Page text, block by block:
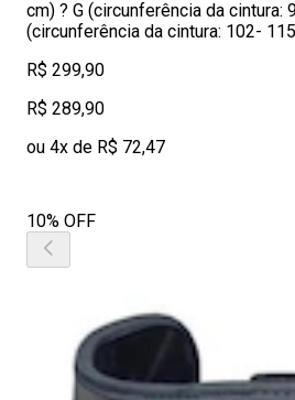
cm) ? G (circunferência da cintura:
(circunferência da cintura: 102-
R$ 299,90
R$ 289,90
ou 4x de R$ 72,47
10% OFF